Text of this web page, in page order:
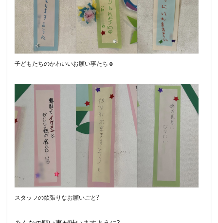
子どもたちのかわいいお願い事たち☺️
スタッフの欲張りなお願いごと?